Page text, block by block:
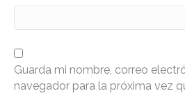
Guarda mi nombre, correo
navegador para la próxima vez